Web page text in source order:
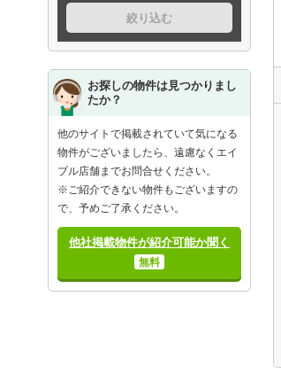
絞り込む
お探しの物件は見つかりまし
たか？
他のサイトで掲載されていて気になる
物件がございましたら、遠慮なくエイ
ブル店舗までお問合せください。
※ご紹介できない物件もございますの
で、予めご了承ください。
他社掲載物件が紹介可能か聞く
無料